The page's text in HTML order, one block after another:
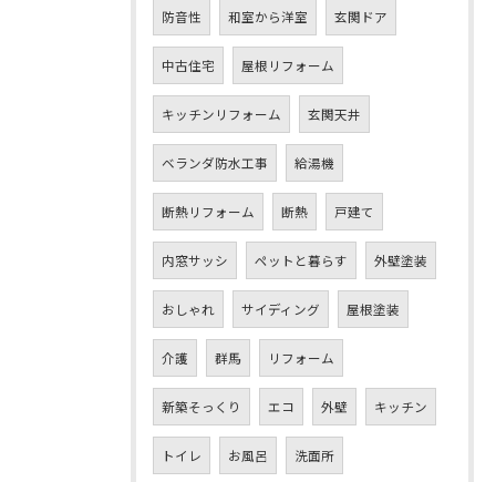
防音性 和室から洋室 玄関ドア
中古住宅 屋根リフォーム
キッチンリフォーム 玄関天井
ベランダ防水工事 給湯機
断熱リフォーム 断熱 戸建て
内窓サッシ ペットと暮らす 外壁塗装
おしゃれ サイディング 屋根塗装
介護 群馬 リフォーム
新築そっくり エコ 外壁 キッチン
トイレ お風呂 洗面所